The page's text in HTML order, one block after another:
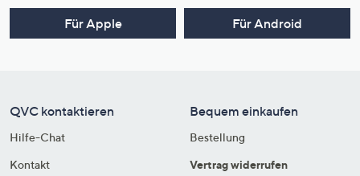
Für Apple Für Android
QVC kontaktieren
Hilfe-Chat
Kontakt
Bequem einkaufen
Bestellung
Vertrag widerrufen